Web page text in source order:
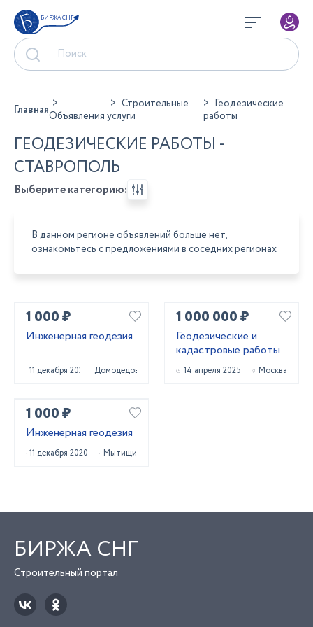
БИРЖА СНГ
ГлавнаяОбъявления
Строительные
услуги
Геодезические
работы
ГЕОДЕЗИЧЕСКИЕ РАБОТЫ -
СТАВРОПОЛЬ
Выберите категорию:
В данном регионе объявлений больше нет,
ознакомьтесь с предложениями в соседних регионах
1 000 ₽
Инженерная геодезия
11 декабря 2020 Домодедово
1 000 000 ₽
Геодезические и
кадастровые работы
14 апреля 2025 Москва
1 000 ₽
Инженерная геодезия
11 декабря 2020 Мытищи
БИРЖА СНГ
Строительный портал